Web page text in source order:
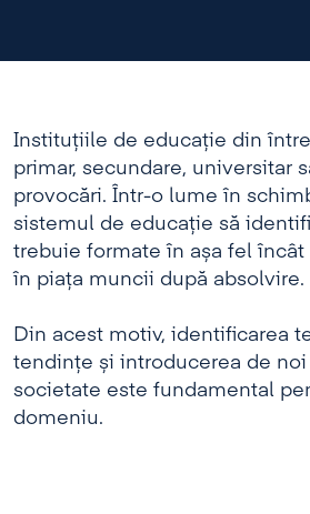
Instituțiile de educație din
primar, secundare, universitar
provocări.Într-o lume în
sistemul de educație să
trebuie formate în așa fel
în piața muncii după absolvire.
Din acest motiv, identificarea
tendințe și introducerea de
societate este fundamental
domeniu.